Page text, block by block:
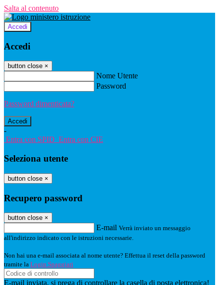
Salta al contenuto
Accedi
Accedi
button close ×
Nome Utente
Password
Password dimenticata?
-
Entra con SPID Entra con CIE
Seleziona utente
button close ×
Recupero password
button close ×
E-mail Verrà inviato un messaggio
all'indirizzo indicato con le istruzioni necessarie.
Non hai una e-mail associata al nome utente? Effettua il reset della password
tramite la Login Spaggiari
E-mail inviata, si prega di controllare la casella di posta elettronica!